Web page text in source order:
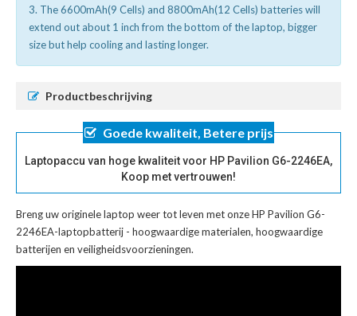
3. The 6600mAh(9 Cells) and 8800mAh(12 Cells) batteries will
extend out about 1 inch from the bottom of the laptop, bigger
size but help cooling and lasting longer.
Productbeschrijving
Goede kwaliteit, Betere prijs
Laptopaccu van hoge kwaliteit voor HP Pavilion G6-2246EA,
Koop met vertrouwen!
Breng uw originele laptop weer tot leven met onzeHP Pavilion G6-
2246EA-laptopbatterij - hoogwaardige materialen, hoogwaardige
batterijen en veiligheidsvoorzieningen.